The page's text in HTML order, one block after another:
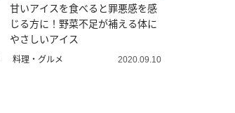
甘いアイスを食べると罪悪感を感
じる方に！野菜不足が補える体に
やさしいアイス
料理・グルメ 2020.09.10